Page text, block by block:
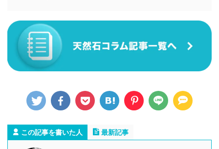
この記事を書いた人 最新記事